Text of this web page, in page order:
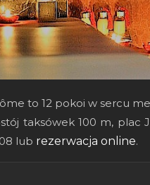
to 12 pokoi w sercu
taksówek 100 m, plac
lub rezerwacja online.